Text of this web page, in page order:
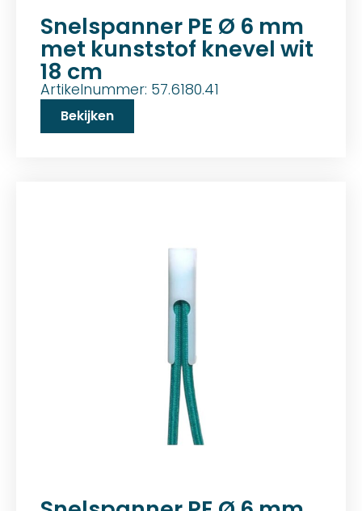
Snelspanner PE Ø 6 mm
met kunststof knevel wit
18 cm
Artikelnummer: 57.6180.41
Bekijken